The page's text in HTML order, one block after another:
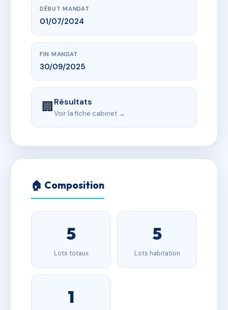
DÉBUT MANDAT
01/07/2024
FIN MANDAT
30/09/2025
🏢Résultats
Voir la fiche cabinet →
🏠 Composition
5
Lots totaux
5
Lots habitation
1